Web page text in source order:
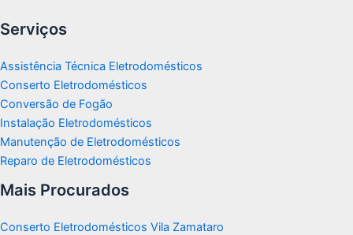
Serviços
Assistência Técnica Eletrodomésticos
Conserto Eletrodomésticos
Conversão de Fogão
Instalação Eletrodomésticos
Manutenção de Eletrodomésticos
Reparo de Eletrodomésticos
Mais Procurados
Conserto Eletrodomésticos Vila Zamataro